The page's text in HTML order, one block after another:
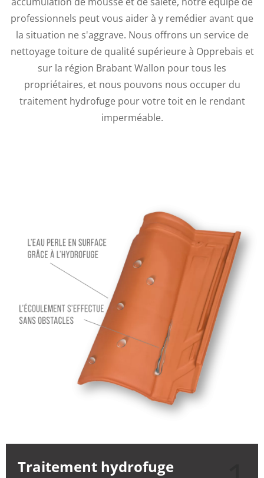
professionnels peut vous aider à y remédier avant que
la situation ne s'aggrave. Nous offrons un service de
nettoyage toiture de qualité supérieure à Opprebais et
sur la région Brabant Wallon pour tous les
propriétaires, et nous pouvons nous occuper du
traitement hydrofuge pour votre toit en le rendant
imperméable.
Traitement hydrofuge